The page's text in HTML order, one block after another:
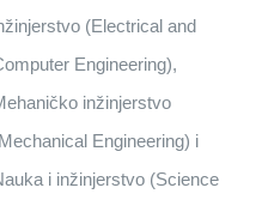
(Electrical and
Engineering),
inžinjerstvo
Engineering) i
i inžinjerstvo (Science